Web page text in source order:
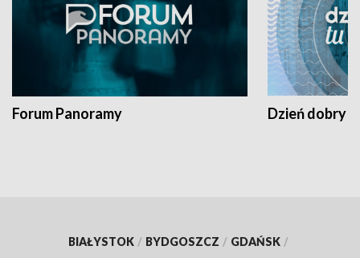
Forum Panoramy Dzień dobry
BIAŁYSTOK / BYDGOSZCZ / GDAŃSK /